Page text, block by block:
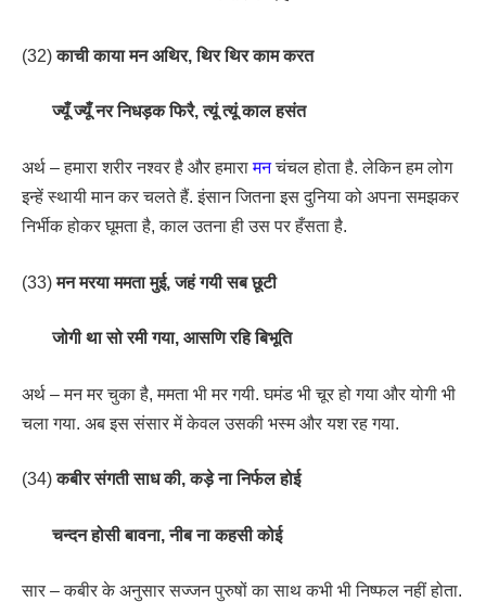
(32)काची काया मन अथिर, थिर थिर काम करत
ज्यूँ ज्यूँ नर निधड़क फिरै, त्यूं त्यूं काल हसंत
अर्थ – हमारा शरीर नश्वर है और हमारामनचंचल होता है. लेकिन हम लोग
इन्हें स्थायी मान कर चलते हैं. इंसान जितना इस दुनिया को अपना समझकर
निर्भीक होकर घूमता है, काल उतना ही उस पर हँसता है.
(33)मन मरया ममता मुई, जहं गयी सब छूटी
जोगी था सो रमी गया, आसणि रहि बिभूति
अर्थ – मन मर चुका है, ममता भी मर गयी. घमंड भी चूर हो गया और योगी भी
चला गया. अब इस संसार में केवल उसकी भस्म और यश रह गया.
(34)कबीर संगती साध की, कड़े ना निर्फल होई
चन्दन होसी बावना, नीब ना कहसी कोई
सार – कबीर के अनुसार सज्जन पुरुषों का साथ कभी भी निष्फल नहीं होता.